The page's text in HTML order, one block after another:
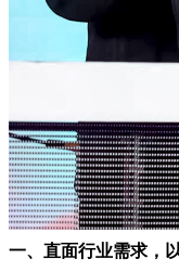
一、直面行业需求，